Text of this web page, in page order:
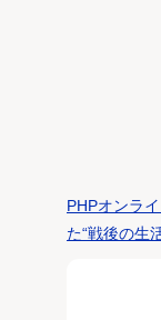
PHPオンラ
た“戦後の生